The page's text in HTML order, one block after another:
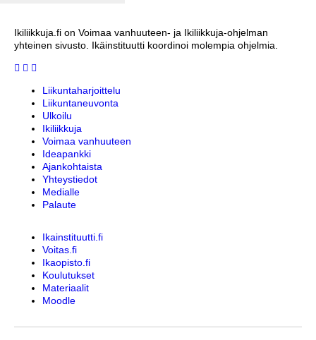
Ikiliikkuja.fi on Voimaa vanhuuteen- ja Ikiliikkuja-ohjelman
yhteinen sivusto. Ikäinstituutti koordinoi molempia ohjelmia.
Liikuntaharjoittelu
Liikuntaneuvonta
Ulkoilu
Ikiliikkuja
Voimaa vanhuuteen
Ideapankki
Ajankohtaista
Yhteystiedot
Medialle
Palaute
Ikainstituutti.fi
Voitas.fi
Ikaopisto.fi
Koulutukset
Materiaalit
Moodle